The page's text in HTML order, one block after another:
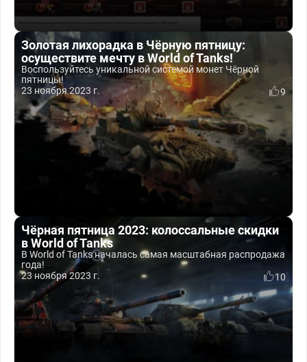
Золотая лихорадка в Чёрную пятницу:
осуществите мечту в World of Tanks!
Воспользуйтесь уникальной системой монет Чёрной
пятницы!
23 ноября 2023 г.
9
Чёрная пятница 2023: колоссальные скидки
в World of Tanks
В World of Tanks началась самая масштабная распродажа
года!
23 ноября 2023 г.
10